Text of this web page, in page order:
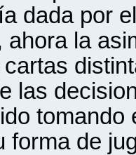
dada por
ahora la
las
tomando
forma de